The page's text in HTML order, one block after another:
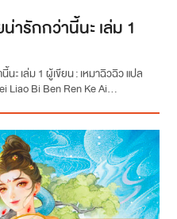
ารักกว่านี้นะ เล่ม 1
ะ เล่ม 1 ผู้เขียน : เหมาฉิวฉิว แปล
Liao Bi Ben Ren Ke Ai...